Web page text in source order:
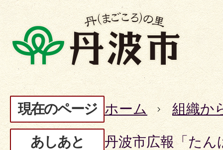
現在のページ ホーム 組織か
あしあと 丹波市広報「たん